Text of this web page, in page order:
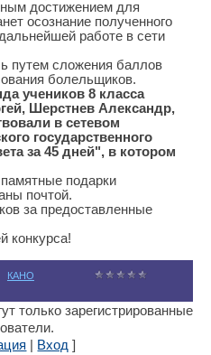
достижением для
осознание полученного
работе в сети
путем сложения баллов
болельщиков.
учеников 8 класса
Шерстнев Александр,
в сетевом
государственного
за 45 дней", в котором
подарки
почтой.
за предоставленные
конкурса!
КАНО
только зарегистрированные
Вход ]